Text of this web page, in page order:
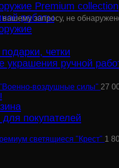
Premium collection
работы
четки
украшения ручной
покупателей
запросу, не
воздушные силы" 27
светящиеся "Крест" 1